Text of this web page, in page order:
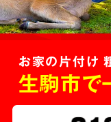
お家の片付け
生駒市で